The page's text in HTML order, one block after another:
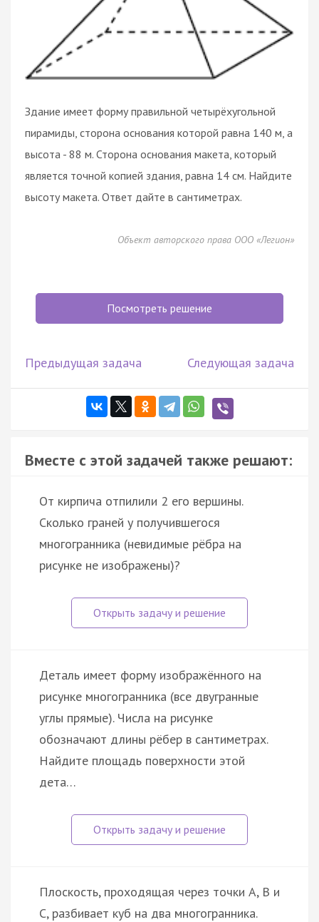
Здание имеет форму правильной четырёхугольной
пирамиды, сторона основания которой равна 140 м, а
высота - 88 м. Сторона основания макета, который
является точной копией здания, равна 14 см. Найдите
высоту макета. Ответ дайте в сантиметрах.
Объект авторского права ООО «Легион»
Посмотреть решение
Предыдущая задача Следующая задача
Вместе с этой задачей также решают:
От кирпича отпилили 2 его вершины.
Сколько граней у получившегося
многогранника (невидимые рёбра на
рисунке не изображены)?
Деталь имеет форму изображённого на
рисунке многогранника (все двугранные
углы прямые). Числа на рисунке
обозначают длины рёбер в сантиметрах.
Найдите площадь поверхности этой
дета…
Плоскость, проходящая через точки A, B и
C, разбивает куб на два многогранника.